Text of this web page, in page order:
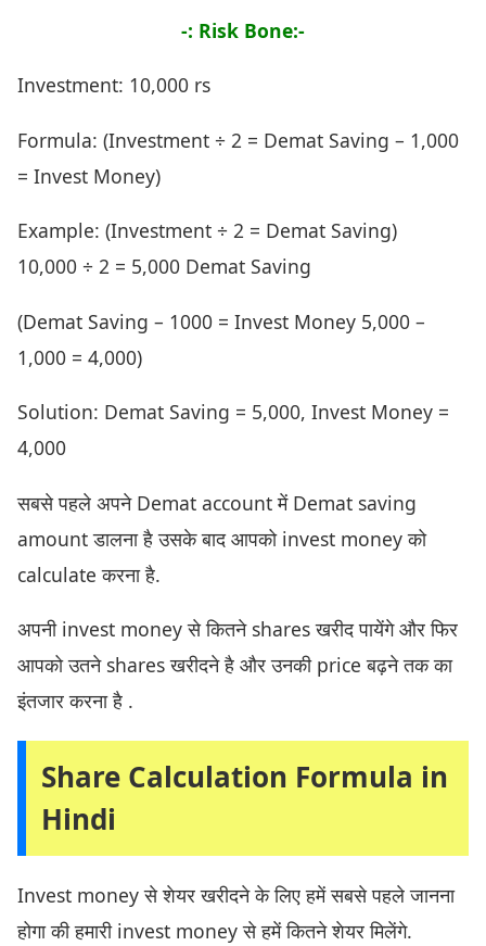
-: Risk Bone:-
Investment: 10,000 rs
Formula: (Investment ÷ 2 = Demat Saving – 1,000
= Invest Money)
Example: (Investment ÷ 2 = Demat Saving)
10,000 ÷ 2 = 5,000 Demat Saving
(Demat Saving – 1000 = Invest Money 5,000 –
1,000 = 4,000)
Solution: Demat Saving = 5,000, Invest Money =
4,000
सबसे पहले अपने Demat account में Demat saving
amount डालना है उसके बाद आपको invest money को
calculate करना है.
अपनी invest money से कितने shares खरीद पायेंगे और फिर
आपको उतने shares खरीदने है और उनकी price बढ़ने तक का
इंतजार करना है .
Share Calculation Formula in
Hindi
Invest money से शेयर खरीदने के लिए हमें सबसे पहले जानना
होगा की हमारी invest money से हमें कितने शेयर मिलेंगे.